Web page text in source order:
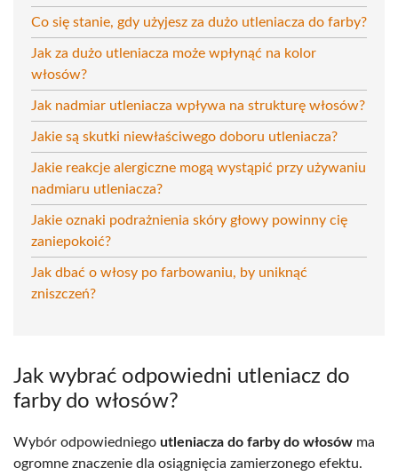
Co się stanie, gdy użyjesz za dużo utleniacza do farby?
Jak za dużo utleniacza może wpłynąć na kolor
włosów?
Jak nadmiar utleniacza wpływa na strukturę włosów?
Jakie są skutki niewłaściwego doboru utleniacza?
Jakie reakcje alergiczne mogą wystąpić przy używaniu
nadmiaru utleniacza?
Jakie oznaki podrażnienia skóry głowy powinny cię
zaniepokoić?
Jak dbać o włosy po farbowaniu, by uniknąć
zniszczeń?
Jak wybrać odpowiedni utleniacz do
farby do włosów?
Wybór odpowiedniego utleniacza do farby do włosów ma
ogromne znaczenie dla osiągnięcia zamierzonego efektu.